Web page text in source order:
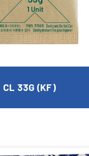
CL 33G (KF)